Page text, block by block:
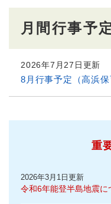
月間行事予
2026年7月27日更新
8月行事予定（高浜保
重
2026年3月1日更新
令和6年能登半島地震